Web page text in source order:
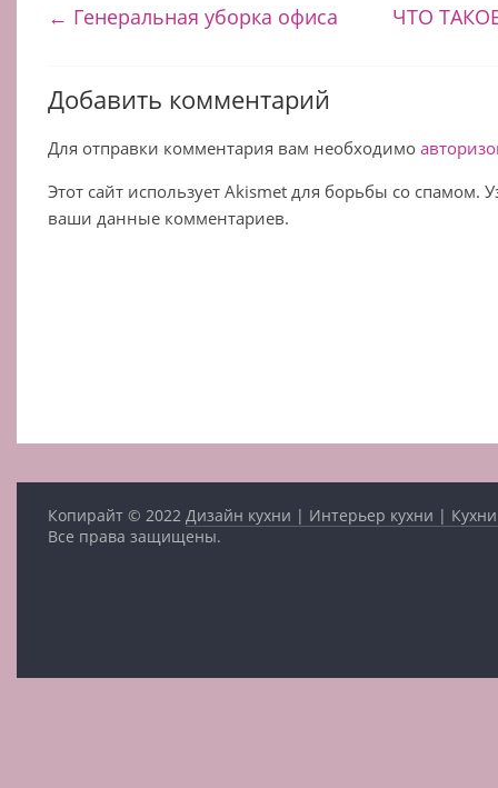
← Генеральная уборка офиса ЧТО
Добавить комментарий
Для отправки комментария вам необходимо
Этот сайт использует Akismet для борьбы со спамом.
ваши данные комментариев.
Копирайт © 2022 Дизайн кухни | Интерьер кухни |
Все права защищены.